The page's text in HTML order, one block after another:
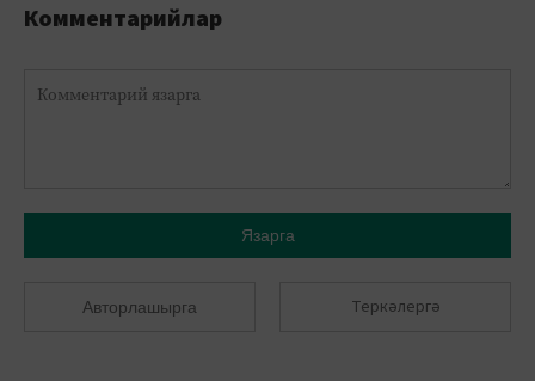
Комментарийлар
Язарга
Авторлашырга Теркәлергә